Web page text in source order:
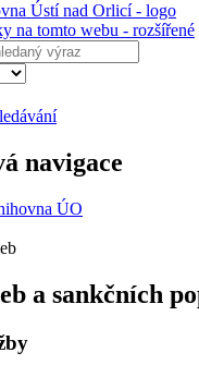
na tomto webu - rozšířené
navigace
ÚO
a sankčních